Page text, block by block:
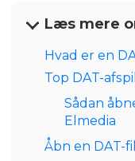
Læs mere
Hvad er en
Top DAT-
Sådan
Elmedia
Åbn en DAT-